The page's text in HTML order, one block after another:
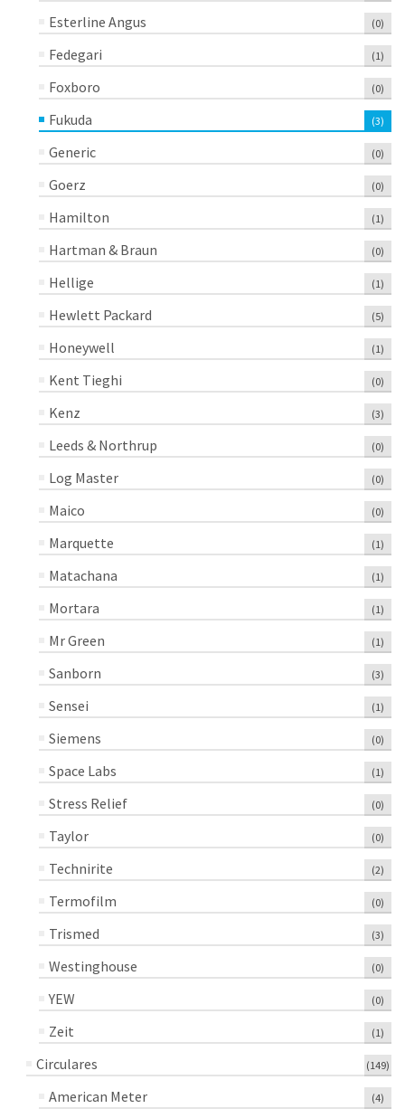
Esterline Angus (0)
Fedegari (1)
Foxboro (0)
Fukuda (3)
Generic (0)
Goerz (0)
Hamilton (1)
Hartman & Braun (0)
Hellige (1)
Hewlett Packard (5)
Honeywell (1)
Kent Tieghi (0)
Kenz (3)
Leeds & Northrup (0)
Log Master (0)
Maico (0)
Marquette (1)
Matachana (1)
Mortara (1)
Mr Green (1)
Sanborn (3)
Sensei (1)
Siemens (0)
Space Labs (1)
Stress Relief (0)
Taylor (0)
Technirite (2)
Termofilm (0)
Trismed (3)
Westinghouse (0)
YEW (0)
Zeit (1)
Circulares (149)
American Meter (4)